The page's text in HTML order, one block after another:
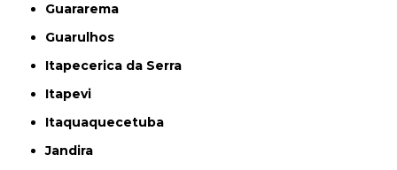
Guararema
Guarulhos
Itapecerica da Serra
Itapevi
Itaquaquecetuba
Jandira